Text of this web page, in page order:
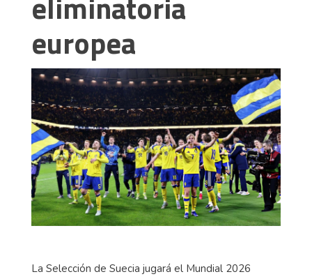
europea
La Selección de Suecia jugará el Mundial 2026